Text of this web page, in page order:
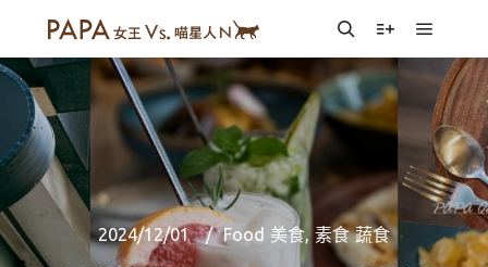
SearchMore info
Main
2024/12/01 Food 美食, 素食 蔬食